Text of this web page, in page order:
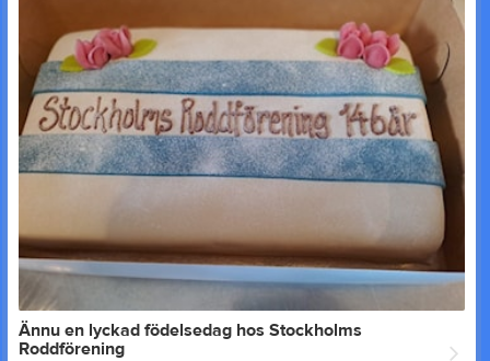
Ännu en lyckad födelsedag hos Stockholms
Roddförening